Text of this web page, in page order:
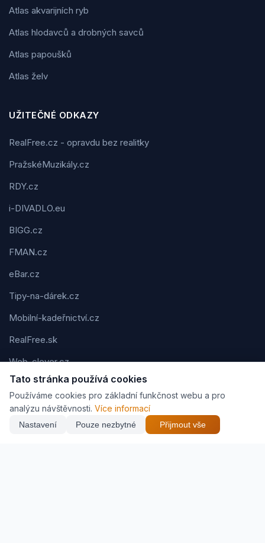
Atlas akvarijních ryb
Atlas hlodavců a drobných savců
Atlas papoušků
Atlas želv
UŽITEČNÉ ODKAZY
RealFree.cz - opravdu bez realitky
PražskéMuzikály.cz
RDY.cz
i-DIVADLO.eu
BIGG.cz
FMAN.cz
eBar.cz
Tipy-na-dárek.cz
Mobilní-kadeřnictví.cz
RealFree.sk
Web-clever.cz
Kvízov.cz
Karavaning.net
CVčko.eu
Tato stránka používá cookies
Používáme cookies pro základní funkčnost webu a pro
analýzu návštěvnosti. Více informací
Nastavení Pouze nezbytné Přijmout vše